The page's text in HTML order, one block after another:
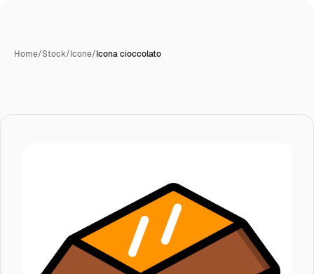
Home/Stock/Icone/Icona cioccolato